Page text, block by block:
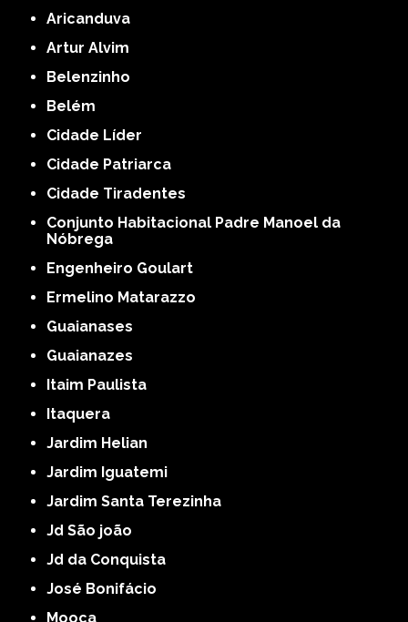
Aricanduva
Artur Alvim
Belenzinho
Belém
Cidade Líder
Cidade Patriarca
Cidade Tiradentes
Conjunto Habitacional Padre Manoel da
Nóbrega
Engenheiro Goulart
Ermelino Matarazzo
Guaianases
Guaianazes
Itaim Paulista
Itaquera
Jardim Helian
Jardim Iguatemi
Jardim Santa Terezinha
Jd São joão
Jd da Conquista
José Bonifácio
Mooca